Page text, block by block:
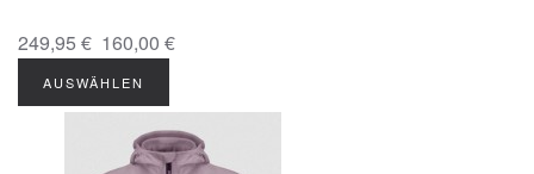
249,95 € 160,00 €
AUSWÄHLEN